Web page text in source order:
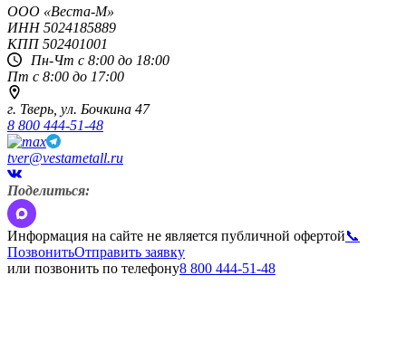
OOO «Веста-М»
ИНН5024185889
КПП502401001
Пн-Чт с 8:00 до 18:00
Пт с 8:00 до 17:00
г. Тверь, ул. Бочкина 47
8 800 444-51-48
tver@vestametall.ru
Поделиться:
Информация на сайте не является публичной офертой📞
ПозвонитьОтправить заявку
или позвонить по телефону8 800 444-51-48